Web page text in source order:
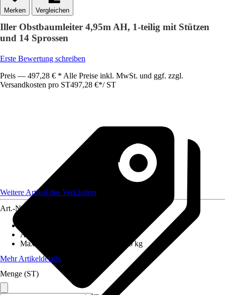
Vergleichen
Iller Obstbaumleiter 4,95m AH, 1-teilig mit Stützen
und 14 Sprossen
Erste Bewertung schreiben
Preis — 497,28 € * Alle Preise inkl. MwSt. und ggf. zzgl.
Versandkosten pro ST497,28 €*/ ST
Weitere Artikel des Verkäufers
Art.-Nr.
Arbeitshöhe
Maximales Belastungsgewicht
100 kg
Mehr Artikeldetails
Menge (ST)